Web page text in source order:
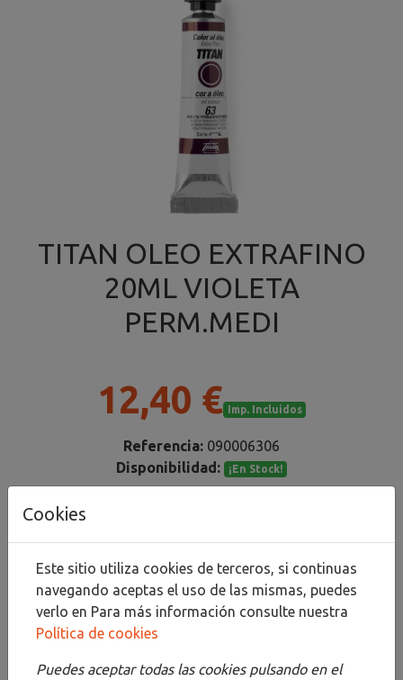
TITAN OLEO EXTRAFINO
20ML VIOLETA
PERM.MEDI
12,40 € Imp. Incluidos
Referencia: 090006306
Disponibilidad:
¡En Stock!
Compartir
Descripción
Cookies
Este sitio utiliza cookies de terceros, si continuas
navegando aceptas el uso de las mismas, puedes
verlo en Para más información consulte nuestra
Política de cookies
Puedes aceptar todas las cookies pulsando en el